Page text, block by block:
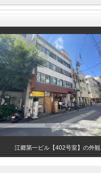
江郷第一ビル【402号室】の外観